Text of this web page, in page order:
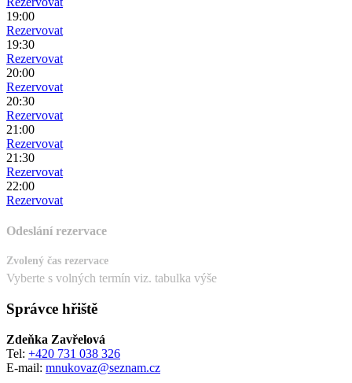
19:00
Rezervovat
19:30
Rezervovat
20:00
Rezervovat
20:30
Rezervovat
21:00
Rezervovat
21:30
Rezervovat
22:00
Rezervovat
Odeslání rezervace
Zvolený čas rezervace
Vyberte s volných termín viz. tabulka výše
Správce hřiště
Zdeňka Zavřelová
Tel: +420 731 038 326
E-mail: mnukovaz@seznam.cz